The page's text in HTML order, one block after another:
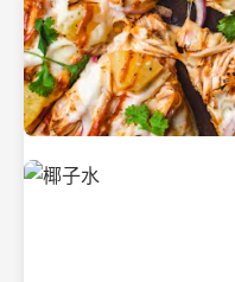
新鲜采摘的椰子